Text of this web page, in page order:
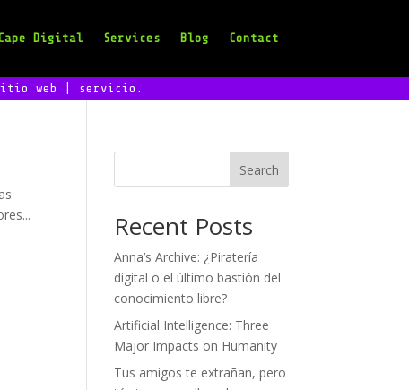
Digital Services Blog Contact
web | servicio.
Search
Recent Posts
Anna’s Archive: ¿Piratería
digital o el último bastión del
conocimiento libre?
Artificial Intelligence: Three
Major Impacts on Humanity
Tus amigos te extrañan, pero